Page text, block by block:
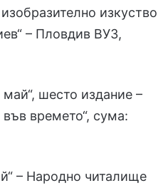
изкуство
– Пловдив ВУЗ,
шесто издание –
времето“, сума:
– Народно читалище